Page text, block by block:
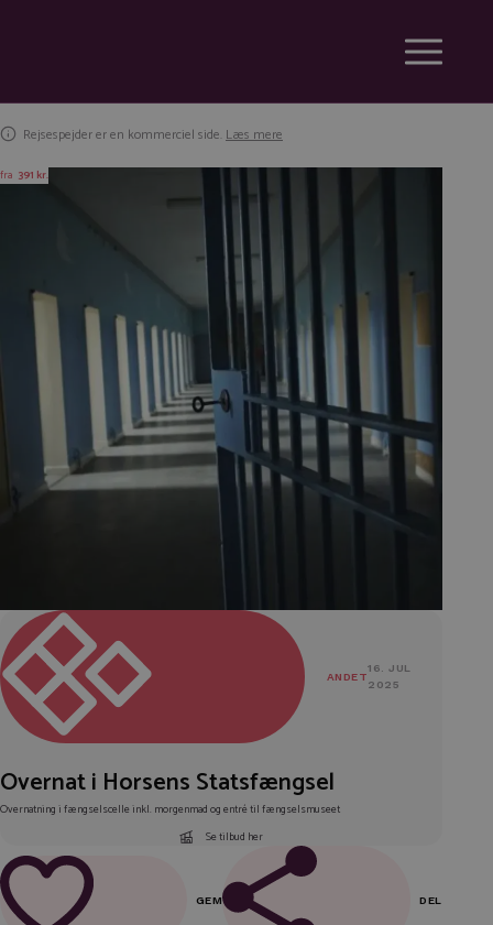
Rejsespejder er en kommerciel side. Læs mere
fra 391 kr.
ANDET
16. JUL
2025
Overnat i Horsens Statsfængsel
Overnatning i fængselscelle inkl. morgenmad og entré til fængselsmuseet
Se tilbud her
GEM DEL